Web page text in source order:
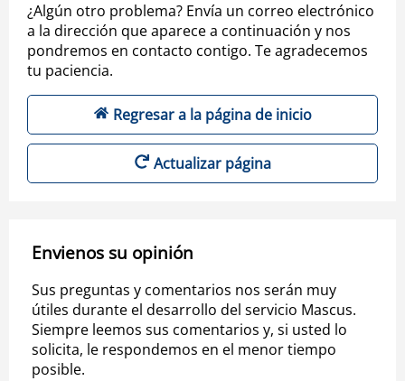
¿Algún otro problema? Envía un correo electrónico
a la dirección que aparece a continuación y nos
pondremos en contacto contigo. Te agradecemos
tu paciencia.
Regresar a la página de inicio
Actualizar página
Envienos su opinión
Sus preguntas y comentarios nos serán muy
útiles durante el desarrollo del servicio Mascus.
Siempre leemos sus comentarios y, si usted lo
solicita, le respondemos en el menor tiempo
posible.